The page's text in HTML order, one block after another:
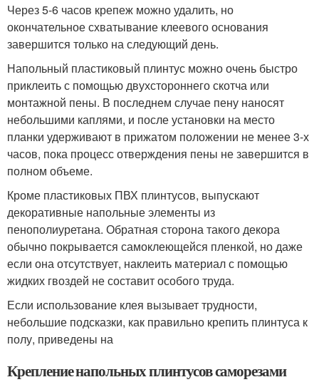
Через 5-6 часов крепеж можно удалить, но
окончательное схватывание клеевого основания
завершится только на следующий день.
Напольный пластиковый плинтус можно очень быстро
приклеить с помощью двухстороннего скотча или
монтажной пены. В последнем случае пену наносят
небольшими каплями, и после установки на место
планки удерживают в прижатом положении не менее 3-х
часов, пока процесс отверждения пены не завершится в
полном объеме.
Кроме пластиковых ПВХ плинтусов, выпускают
декоративные напольные элементы из
пенополиуретана. Обратная сторона такого декора
обычно покрывается самоклеющейся пленкой, но даже
если она отсутствует, наклеить материал с помощью
жидких гвоздей не составит особого труда.
Если использование клея вызывает трудности,
небольшие подсказки, как правильно крепить плинтуса к
полу, приведены на
Крепление напольных плинтусов саморезами